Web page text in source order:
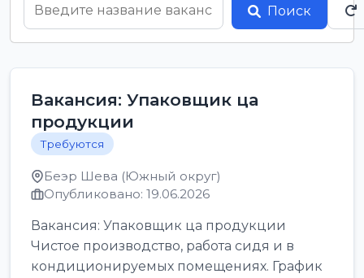
Поиск
Вакансия: Упаковщик ца
продукции
Требуются
Беэр Шева (Южный округ)
Опубликовано: 19.06.2026
Вакансия: Упаковщик ца продукции
Чистое производство, работа сидя и в
кондиционируемых помещениях. График